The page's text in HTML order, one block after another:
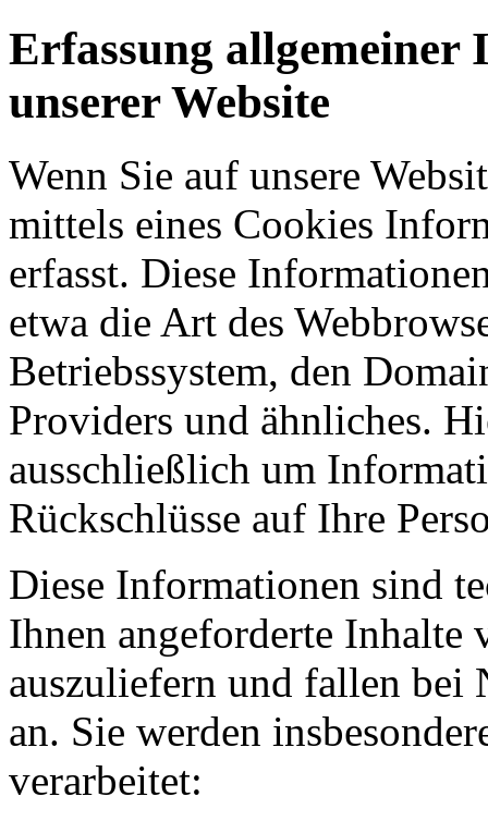
Erfassung allgemeiner
unserer Website
Wenn Sie auf unsere
mittels eines Cookies
erfasst. Diese
etwa die Art des
Betriebssystem, den
Providers und ähnliches.
ausschließlich um
Rückschlüsse auf Ihre
Diese Informationen sind
Ihnen angeforderte Inhalte
auszuliefern und fallen bei
an. Sie werden
verarbeitet: